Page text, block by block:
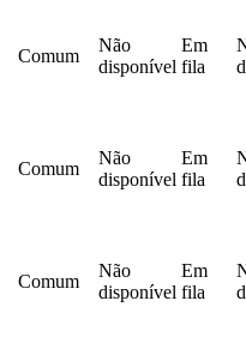
Comum
Não
disponível
Em
fila
Comum
Não
disponível
Em
fila
Comum
Não
disponível
Em
fila